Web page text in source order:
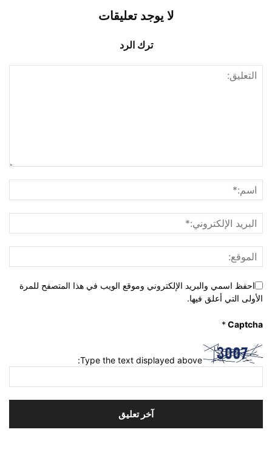
لا يوجد تعليقات
ترك الرد
احفظ اسمي والبريد الإلكتروني وموقع الويب في هذا المتصفح للمرة
الأولى التي أعلق فيها.
Captcha
*
Type the text displayed above: